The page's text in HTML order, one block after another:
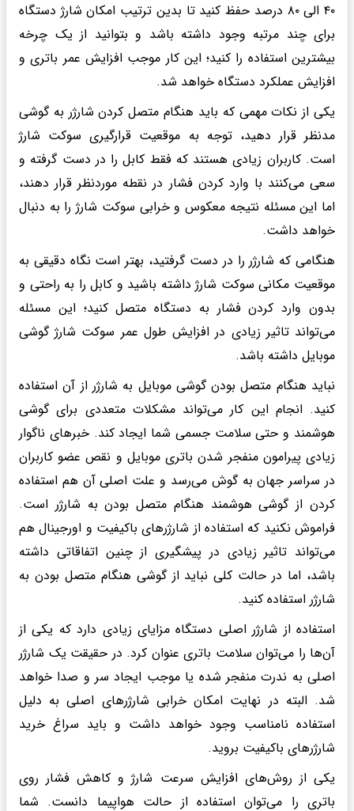
۴۰ الی ۸۰ درصد حفظ کنید تا بدین ترتیب امکان شارژ دستگاه
برای چند مرتبه وجود داشته باشد و بتوانید از یک چرخه
بیشترین استفاده را کنید؛ این کار موجب افزایش عمر باتری و
افزایش عملکرد دستگاه خواهد شد.
یکی از نکات مهمی که باید هنگام متصل کردن شارژر به گوشی
مدنظر قرار دهید، توجه به موقعیت قرارگیری سوکت شارژ
است. کاربران زیادی هستند که فقط کابل را در دست گرفته و
سعی می‌کنند با وارد کردن فشار در نقطه موردنظر قرار دهند،
اما این مسئله نتیجه معکوس و خرابی سوکت شارژ را به دنبال
خواهد داشت.
هنگامی که شارژر را در دست گرفتید، بهتر است نگاه دقیقی به
موقعیت مکانی سوکت شارژ داشته باشید و کابل را به راحتی و
بدون وارد کردن فشار به دستگاه متصل کنید؛ این مسئله
می‌تواند تاثیر زیادی در افزایش طول عمر سوکت شارژ گوشی
موبایل داشته باشد.
نباید هنگام متصل بودن گوشی موبایل به شارژر از آن استفاده
کنید. انجام این کار می‌تواند مشکلات متعددی برای گوشی
هوشمند و حتی سلامت جسمی شما ایجاد کند. خبرهای ناگوار
زیادی پیرامون منفجر شدن باتری موبایل و نقص عضو کاربران
در سراسر جهان به گوش می‌رسد و علت اصلی آن هم استفاده
کردن از گوشی هوشمند هنگام متصل بودن به شارژر است.
فراموش نکنید که استفاده از شارژرهای باکیفیت و اورجینال هم
می‌تواند تاثیر زیادی در پیشگیری از چنین اتفاقاتی داشته
باشد، اما در حالت کلی نباید از گوشی هنگام متصل بودن به
شارژر استفاده کنید.
استفاده از شارژر اصلی دستگاه مزایای زیادی دارد که یکی از
آن‌ها را می‌توان سلامت باتری عنوان کرد. در حقیقت یک شارژر
اصلی به ندرت منفجر شده یا موجب ایجاد سر و صدا خواهد
شد. البته در نهایت امکان خرابی شارژرهای اصلی به دلیل
استفاده نامناسب وجود خواهد داشت و باید سراغ خرید
شارژرهای باکیفیت بروید.
یکی از روش‌های افزایش سرعت شارژ و کاهش فشار روی
باتری را می‌توان استفاده از حالت هواپیما دانست. شما